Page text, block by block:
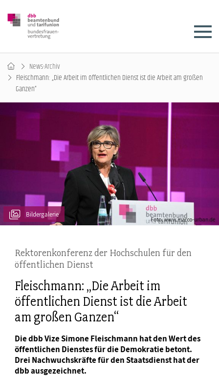
News-Archiv
Fleischmann: „Die Arbeit im öffentlichen Dienst ist die Arbeit am großen
Ganzen“
Bildergalerie
Rektorenkonferenz der Hochschulen für den
öffentlichen Dienst
Fleischmann: „Die Arbeit im
öffentlichen Dienst ist die Arbeit
am großen Ganzen“
Die dbb Vize Simone Fleischmann hat den Wert des
öffentlichen Dienstes für die Demokratie betont.
Drei Nachwuchskräfte für den Staatsdienst hat der
dbb ausgezeichnet.